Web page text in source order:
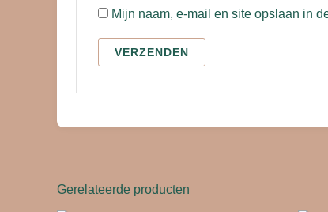
Mijn naam, e-mail en site opslaan in
Gerelateerde producten